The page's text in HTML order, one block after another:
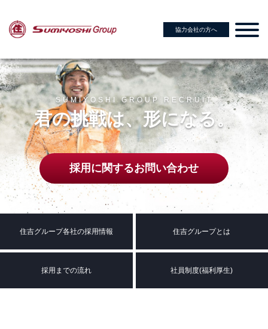
協力会社の方へ
SUMIYOSHI GROUP RECRUIT
君の挑戦は、形になる。
採用に関するお問い合わせ
住吉グループ各社の採用情報 住吉グループとは
採用までの流れ 社員制度(福利厚生)